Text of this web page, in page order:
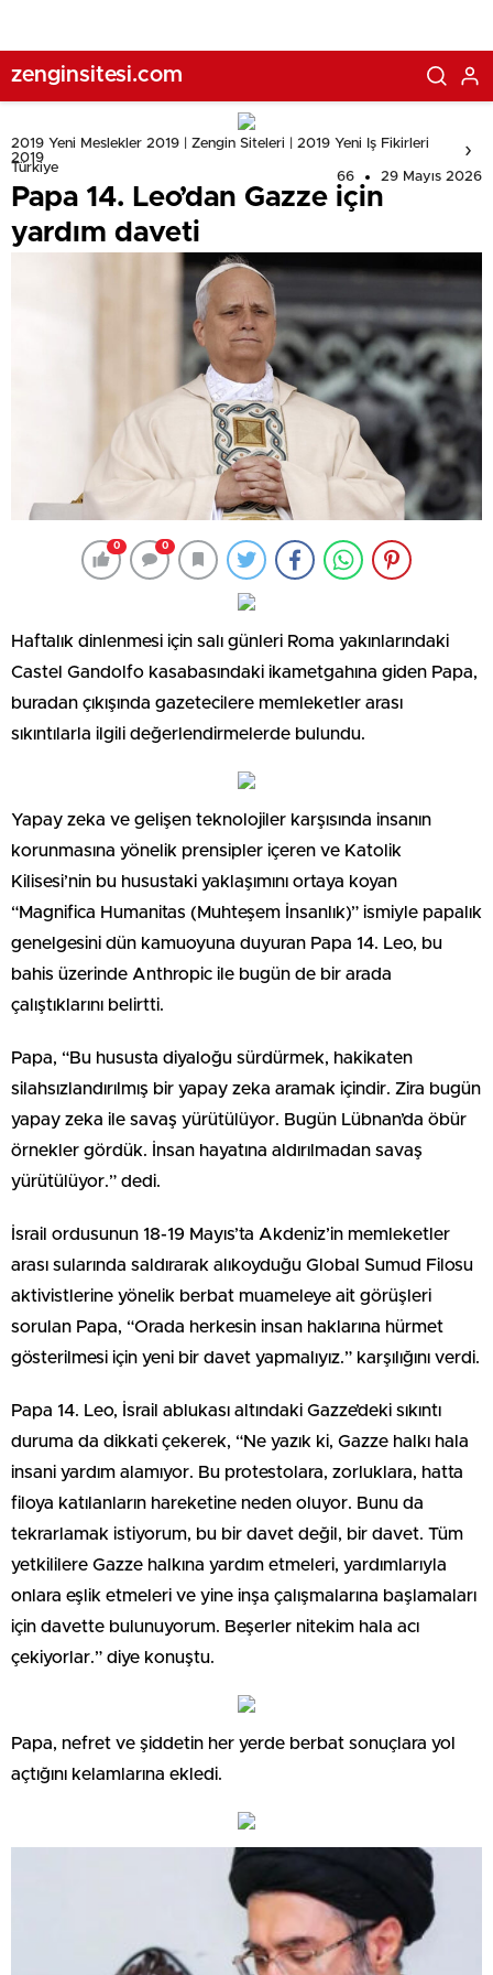
zenginsitesi.com
2019 Yeni Meslekler 2019 | Zengin Siteleri | 2019 Yeni Iş Fikirleri
2019
Türkiye
66 29 Mayıs 2026
Papa 14. Leo’dan Gazze için
yardım daveti
0 0
Haftalık dinlenmesi için salı günleri Roma yakınlarındaki
Castel Gandolfo kasabasındaki ikametgahına giden Papa,
buradan çıkışında gazetecilere memleketler arası
sıkıntılarla ilgili değerlendirmelerde bulundu.
Yapay zeka ve gelişen teknolojiler karşısında insanın
korunmasına yönelik prensipler içeren ve Katolik
Kilisesi’nin bu husustaki yaklaşımını ortaya koyan
“Magnifica Humanitas (Muhteşem İnsanlık)” ismiyle papalık
genelgesini dün kamuoyuna duyuran Papa 14. Leo, bu
bahis üzerinde Anthropic ile bugün de bir arada
çalıştıklarını belirtti.
Papa, “Bu hususta diyaloğu sürdürmek, hakikaten
silahsızlandırılmış bir yapay zeka aramak içindir. Zira bugün
yapay zeka ile savaş yürütülüyor. Bugün Lübnan’da öbür
örnekler gördük. İnsan hayatına aldırılmadan savaş
yürütülüyor.” dedi.
İsrail ordusunun 18-19 Mayıs’ta Akdeniz’in memleketler
arası sularında saldırarak alıkoyduğu Global Sumud Filosu
aktivistlerine yönelik berbat muameleye ait görüşleri
sorulan Papa, “Orada herkesin insan haklarına hürmet
gösterilmesi için yeni bir davet yapmalıyız.” karşılığını verdi.
Papa 14. Leo, İsrail ablukası altındaki Gazze’deki sıkıntı
duruma da dikkati çekerek, “Ne yazık ki, Gazze halkı hala
insani yardım alamıyor. Bu protestolara, zorluklara, hatta
filoya katılanların hareketine neden oluyor. Bunu da
tekrarlamak istiyorum, bu bir davet değil, bir davet. Tüm
yetkililere Gazze halkına yardım etmeleri, yardımlarıyla
onlara eşlik etmeleri ve yine inşa çalışmalarına başlamaları
için davette bulunuyorum. Beşerler nitekim hala acı
çekiyorlar.” diye konuştu.
Papa, nefret ve şiddetin her yerde berbat sonuçlara yol
açtığını kelamlarına ekledi.